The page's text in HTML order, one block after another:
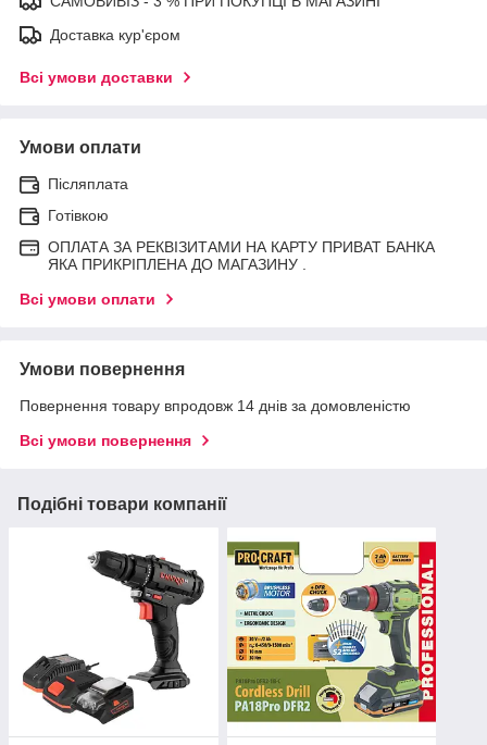
Доставка кур'єром
Всі умови доставки
Умови оплати
Післяплата
Готівкою
ОПЛАТА ЗА РЕКВІЗИТАМИ НА КАРТУ ПРИВАТ БАНКА
ЯКА ПРИКРІПЛЕНА ДО МАГАЗИНУ .
Всі умови оплати
Умови повернення
Повернення товару впродовж 14 днів за домовленістю
Всі умови повернення
Подібні товари компанії